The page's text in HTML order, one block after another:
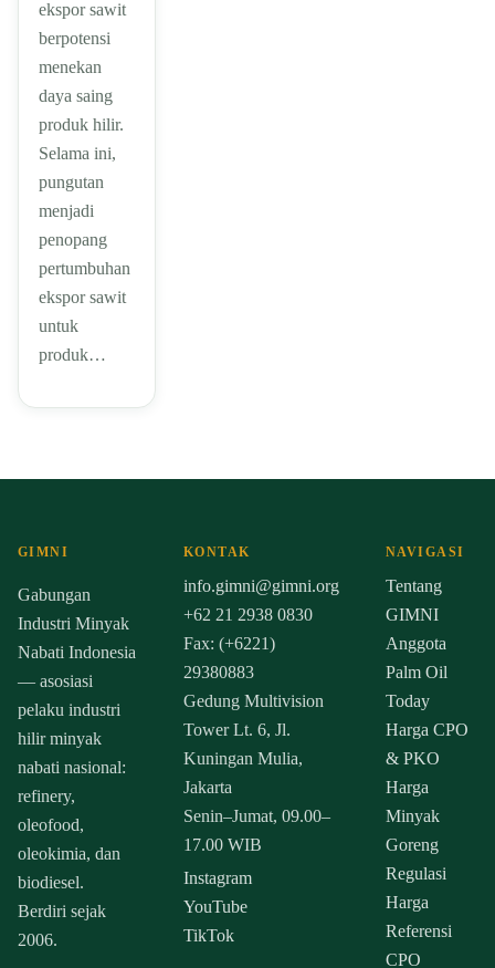
ekspor sawit
berpotensi
menekan
daya saing
produk hilir.
Selama ini,
pungutan
menjadi
penopang
pertumbuhan
ekspor sawit
untuk
produk…
GIMNI
Gabungan
Industri Minyak
Nabati Indonesia
— asosiasi
pelaku industri
hilir minyak
nabati nasional:
refinery,
oleofood,
oleokimia, dan
biodiesel.
Berdiri sejak
2006.
KONTAK
info.gimni@gimni.org
+62 21 2938 0830
Fax: (+6221)
29380883
Gedung Multivision
Tower Lt. 6, Jl.
Kuningan Mulia,
Jakarta
Senin–Jumat, 09.00–
17.00 WIB
Instagram
YouTube
TikTok
NAVIGASI
Tentang
GIMNI
Anggota
Palm Oil
Today
Harga CPO
& PKO
Harga
Minyak
Goreng
Regulasi
Harga
Referensi
CPO